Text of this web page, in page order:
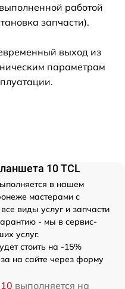
работой
запчасти).
выход из
параметрам
10 TCL
в нашем
мастерами с
виды услуг и запчасти
- мы в сервис-
услуг.
стоить на -15%
на сайте через форму
выполняется на